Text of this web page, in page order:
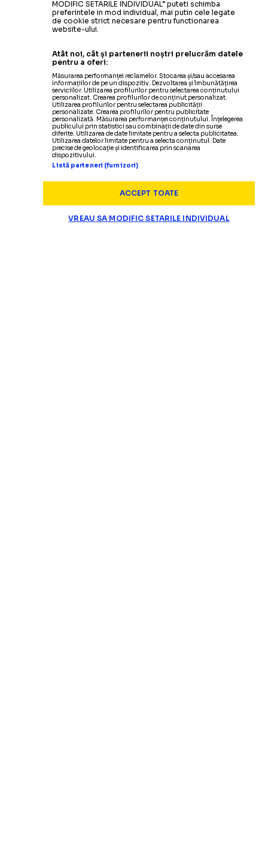
MODIFIC SETARILE INDIVIDUAL” puteti schimba
preferintele in mod individual, mai putin cele legate
de cookie strict necesare pentru functionarea
website-ului.
Atât noi, cât și partenerii noștri prelucrăm datele
pentru a oferi:
Măsurarea performanței reclamelor. Stocarea și/sau accesarea
informațiilor de pe un dispozitiv. Dezvoltarea și îmbunătățirea
serviciilor. Utilizarea profilurilor pentru selectarea conținutului
personalizat. Crearea profilurilor de conținut personalizat.
Utilizarea profilurilor pentru selectarea publicității
personalizate. Crearea profilurilor pentru publicitate
personalizată. Măsurarea performanței conținutului. Înțelegerea
publicului prin statistici sau combinații de date din surse
diferite. Utilizarea de date limitate pentru a selecta publicitatea.
Utilizarea datelor limitate pentru a selecta conținutul. Date
precise de geolocație și identificarea prin scanarea
dispozitivului.
Listă parteneri (furnizori)
ACCEPT TOATE
VREAU SA MODIFIC SETARILE INDIVIDUAL